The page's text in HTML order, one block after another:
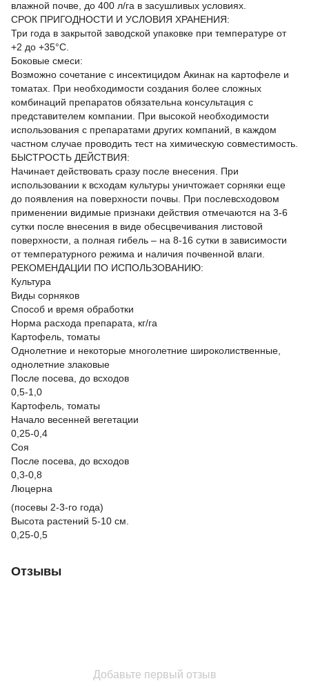
влажной почве, до 400 л/га в засушливых условиях.
СРОК ПРИГОДНОСТИ И УСЛОВИЯ ХРАНЕНИЯ:
Три года в закрытой заводской упаковке при температуре от
+2 до +35°С.
Боковые смеси:
Возможно сочетание с инсектицидом Акинак на картофеле и
томатах. При необходимости создания более сложных
комбинаций препаратов обязательна консультация с
представителем компании. При высокой необходимости
использования с препаратами других компаний, в каждом
частном случае проводить тест на химическую совместимость.
БЫСТРОСТЬ ДЕЙСТВИЯ:
Начинает действовать сразу после внесения. При
использовании к всходам культуры уничтожает сорняки еще
до появления на поверхности почвы. При послевсходовом
применении видимые признаки действия отмечаются на 3-6
сутки после внесения в виде обесцвечивания листовой
поверхности, а полная гибель – на 8-16 сутки в зависимости
от температурного режима и наличия почвенной влаги.
РЕКОМЕНДАЦИИ ПО ИСПОЛЬЗОВАНИЮ:
Культура
Виды сорняков
Способ и время обработки
Норма расхода препарата, кг/га
Картофель, томаты
Однолетние и некоторые многолетние широколиственные,
однолетние злаковые
После посева, до всходов
0,5-1,0
Картофель, томаты
Начало весенней вегетации
0,25-0,4
Соя
После посева, до всходов
0,3-0,8
Люцерна
(посевы 2-3-го года)
Высота растений 5-10 см.
0,25-0,5
Отзывы
Добавьте первый отзыв